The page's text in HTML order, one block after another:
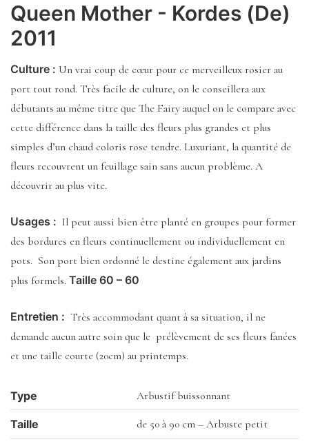
Queen Mother - Kordes (De)
2011
Culture : Un vrai coup de cœur pour ce merveilleux rosier au
port tout rond. Très facile de culture, on le conseillera aux
débutants au même titre que The Fairy auquel on le compare avec
cette différence dans la taille des fleurs plus grandes et plus
simples d’un chaud coloris rose tendre. Luxuriant, la quantité de
fleurs recouvrent un feuillage sain sans aucun problème. A
découvrir au plus vite.
Usages : Il peut aussi bien être planté en groupes pour former
des bordures en fleurs continuellement ou individuellement en
pots. Son port bien ordonné le destine également aux jardins
plus formels. Taille 60 – 60
Entretien : Très accommodant quant à sa situation, il ne
demande aucun autre soin que le prélèvement de ses fleurs fanées
et une taille courte (20cm) au printemps.
Type Arbustif buissonnant
Taille de 50 à 90 cm – Arbuste petit